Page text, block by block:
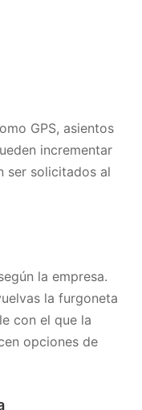
GPS, asientos
incrementar
ser solicitados al
la empresa.
la furgoneta
con el que la
opciones de